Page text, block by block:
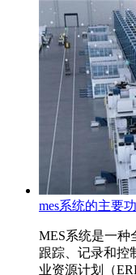
mes系统的主要
MES系统是一种
跟踪、记录和控
业资源计划（